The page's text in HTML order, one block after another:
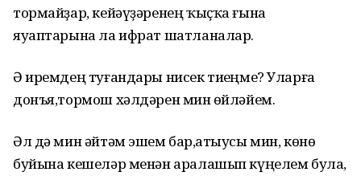
тормайҙар, кейәүҙәренең ҡыҫҡа ғына
яуаптарына ла ифрат шатланалар.
Ә иремдең туғандары нисек тиһеңме? Уларға
донъя,тормош хәлдәрен мин һөйләйем.
Әл дә мин әйтәм эшем бар,һатыусы мин, көнө
буйына кешеләр менән аралашып күңелем була,